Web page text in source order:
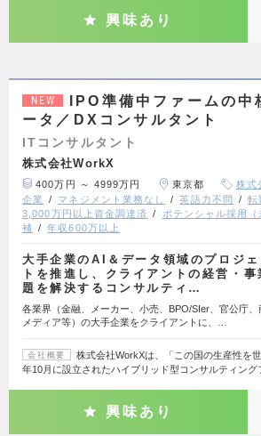
興味あり
NEW
IPO準備中ファームの
ータ／DXコンサルタント
ITコンサルタント
株式会社WorkX
400万円 ～ 4999万円 東京都 株式
企業
マネジメント業務なし 英語力不問 転
3,000万円以上資金調達済
ポテンシャル採用（
補
年収600万以上
大手企業のAI＆データ領域のプロジェ
トを推進し、クライアントの経営・事
題を解決するコンサルティ…
各業界（金融、メーカー、小売、BPO/SIer、官公庁、
メディア等）の大手企業をクライアントに、…
会社概要
株式会社WorkXは、「この国の生産性を
年10月に設立されたハイブリッド型コンサルティング
興味あり